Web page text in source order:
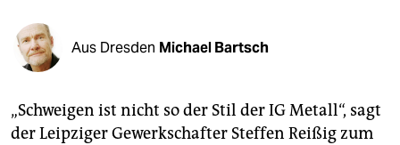
veranstaltungen
shop
unterstützen
Aus Dresden Michael Bartsch
„Schweigen ist nicht so der Stil der IG Metall“, sagt
der Leipziger Gewerkschafter Steffen Reißig zum